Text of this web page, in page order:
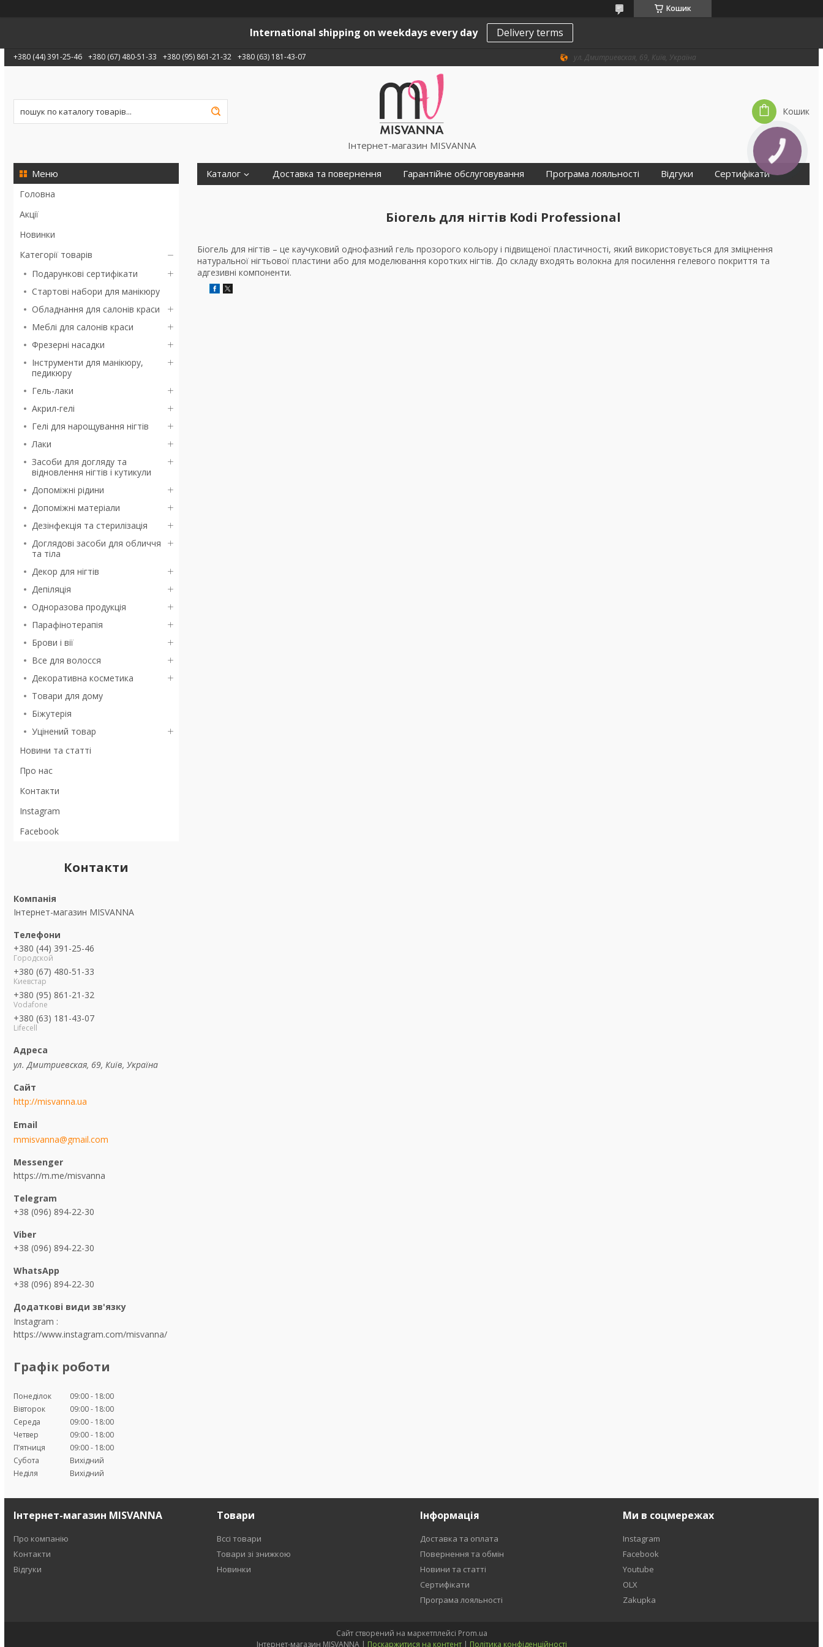
Кошик
International shipping on weekdays every day Delivery terms
+380 (44) 391-25-46 +380 (67) 480-51-33 +380 (95) 861-21-32 +380 (63) 181-43-07 ул. Дмитриевская, 69, Київ, Україна
Інтернет-магазин MISVANNA
Кошик
Головна
Акції
Новинки
Категорії товарів
Подарункові сертифікати
Стартові набори для манікюру
Обладнання для салонів краси
Меблі для салонів краси
Фрезерні насадки
Інструменти для манікюру,
педикюру
Гель-лаки
Акрил-гелі
Гелі для нарощування нігтів
Лаки
Засоби для догляду та
відновлення нігтів і кутикули
Допоміжні рідини
Допоміжні матеріали
Дезінфекція та стерилізація
Доглядові засоби для обличчя
та тіла
Декор для нігтів
Депіляція
Одноразова продукція
Парафінотерапія
Брови і вії
Все для волосся
Декоративна косметика
Товари для дому
Біжутерія
Уцінений товар
Новини та статті
Про нас
Контакти
Instagram
Facebook
Контакти
Інтернет-магазин MISVANNA
+380 (44) 391-25-46
Городской
+380 (67) 480-51-33
Киевстар
+380 (95) 861-21-32
Vodafone
+380 (63) 181-43-07
Lifecell
ул. Дмитриевская, 69, Київ, Україна
http://misvanna.ua
mmisvanna@gmail.com
https://m.me/misvanna
+38 (096) 894-22-30
+38 (096) 894-22-30
+38 (096) 894-22-30
Instagram
https://www.instagram.com/misvanna/
Графік роботи
Понеділок 09:00
18:00
Вівторок
09:00
18:00
Середа
09:00
18:00
Четвер
09:00
18:00
Пʼятниця
09:00
18:00
Субота
Вихідний
Неділя
Вихідний
Каталог Доставка та повернення Гарантійне обслуговування Програма лояльності Відгуки Сертифікати
Біогель для нігтів Kodi Professional
Біогель для нігтів – це каучуковий однофазний гель прозорого кольору і підвищеної пластичності, який використовується для зміцнення
натуральної нігтьової пластини або для моделювання коротких нігтів. До складу входять волокна для посилення гелевого покриття та
адгезивні компоненти.
Інтернет-магазин MISVANNA
Про компанію
Контакти
Відгуки
Товари
Вссі товари
Товари зі знижкою
Новинки
Інформація
Доставка та оплата
Повернення та обмін
Новини та статті
Сертифікати
Програма лояльності
Ми в соцмережах
Instagram
Facebook
Youtube
OLX
Zakupka
Сайт створений на маркетплейсі Prom.ua
Інтернет-магазин MISVANNA | Поскаржитися на контент | Політика конфіденційності